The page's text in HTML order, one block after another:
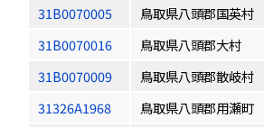
31B0070005
鳥取県八頭郡国英村
31B0070016
鳥取県八頭郡大村
31B0070009
鳥取県八頭郡散岐村
31326A1968
鳥取県八頭郡用瀬町